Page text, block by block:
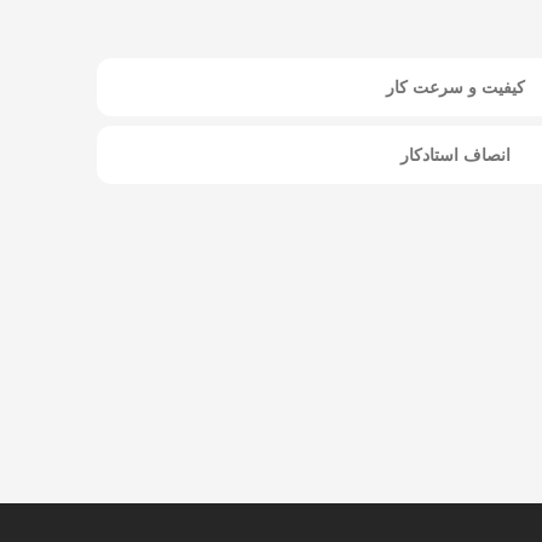
کیفیت و سرعت کار
انصاف استادکار